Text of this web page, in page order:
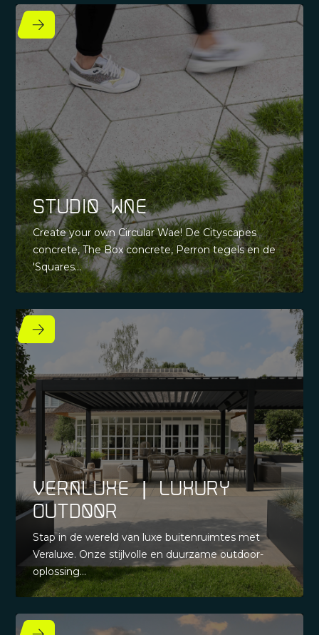
Studio Wae
Create your own Circular Wae! De Cityscapes
concrete, The Box concrete, Perron tegels en de
'Squares...
Veraluxe | Luxury
Outdoor
Stap in de wereld van luxe buitenruimtes met
Veraluxe. Onze stijlvolle en duurzame outdoor-
oplossing...